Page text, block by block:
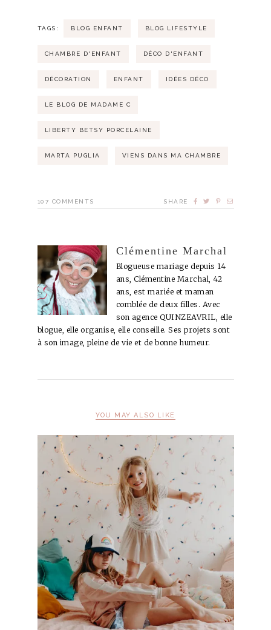
TAGS: BLOG ENFANT BLOG LIFESTYLE
CHAMBRE D'ENFANT DÉCO D'ENFANT
DÉCORATION ENFANT IDÉES DÉCO
LE BLOG DE MADAME C
LIBERTY BETSY PORCELAINE
MARTA PUGLIA VIENS DANS MA CHAMBRE
107 COMMENTS SHARE
Clémentine Marchal
Blogueuse mariage depuis 14
ans, Clémentine Marchal, 42
ans, est mariée et maman
comblée de deux filles. Avec
son agence QUINZEAVRIL, elle
blogue, elle organise, elle conseille. Ses projets sont
à son image, pleine de vie et de bonne humeur.
YOU MAY ALSO LIKE